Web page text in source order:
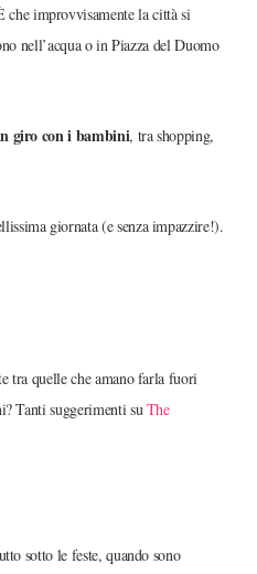
che improvvisamente la città si
nell’acqua o in Piazza del Duomo
giro con i bambini, tra shopping,
giornata (e senza impazzire!).
tra quelle che amano farla fuori
Tanti suggerimenti suThe
sotto le feste, quando sono